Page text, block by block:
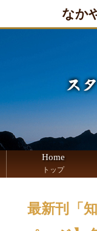
なか
Home
トップ
最新刊「